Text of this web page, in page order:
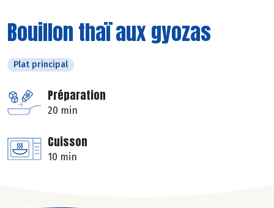
Bouillon thaï aux gyozas
Plat principal
Préparation
20 min
Cuisson
10 min